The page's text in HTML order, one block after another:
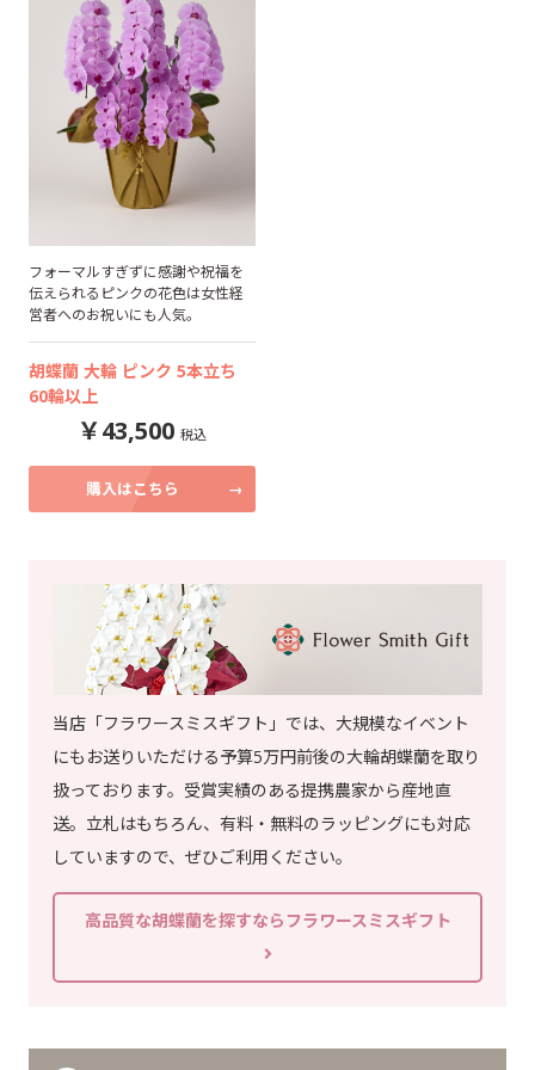
フォーマルすぎずに感謝や祝福を
伝えられるピンクの花色は女性経
営者へのお祝いにも人気。
胡蝶蘭 大輪 ピンク 5本立ち
60輪以上
43,500
購入はこちら
当店「フラワースミスギフト」では、大規模なイベント
にもお送りいただける予算5万円前後の大輪胡蝶蘭を取り
扱っております。受賞実績のある提携農家から産地直
送。立札はもちろん、有料・無料のラッピングにも対応
していますので、ぜひご利用ください。
高品質な胡蝶蘭を探すならフラワースミスギフト